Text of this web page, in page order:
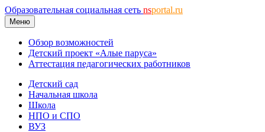
Образовательная социальная сеть nsportal.ru
Меню
Обзор возможностей
Детский проект «Алые паруса»
Аттестация педагогических работников
Детский сад
Начальная школа
Школа
НПО и СПО
ВУЗ